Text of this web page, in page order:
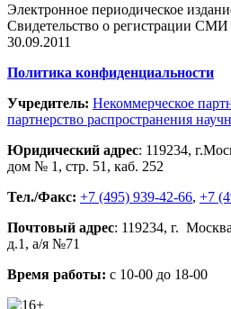
Электронное периодическое
Свидетельство о регистрации
30.09.2011
Политика конфиденциальности
Учредитель: Некоммерческое
партнерство распространения
Юридический адрес: 119234, г.
дом № 1, стр. 51 , каб. 252
Тел./Факс: +7 (495) 939-42-66, +7
Почтовый адрес: 119234, г. Москва
д.1 , а/я №71
Время работы: с 10-00 до 18-00